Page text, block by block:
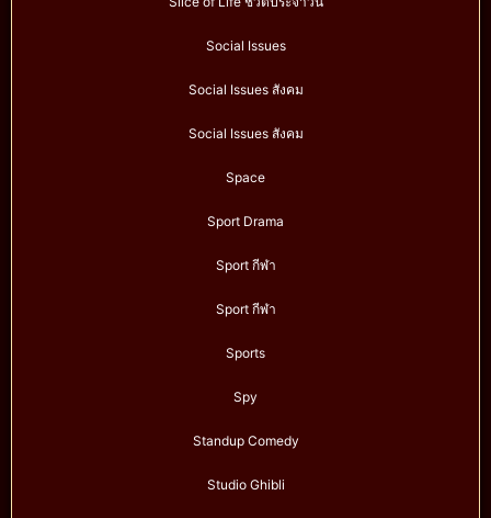
Social Issues
Social Issues สังคม
Social Issues สังคม
Space
Sport Drama
Sport กีฬา
Sport กีฬา
Sports
Spy
Standup Comedy
Studio Ghibli